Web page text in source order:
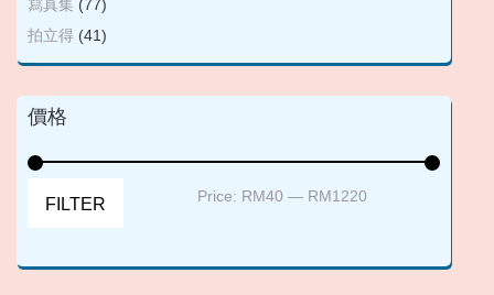
寫真集 (77)
拍立得 (41)
價格
Min
Max
FILTER Price: RM40 — RM1220